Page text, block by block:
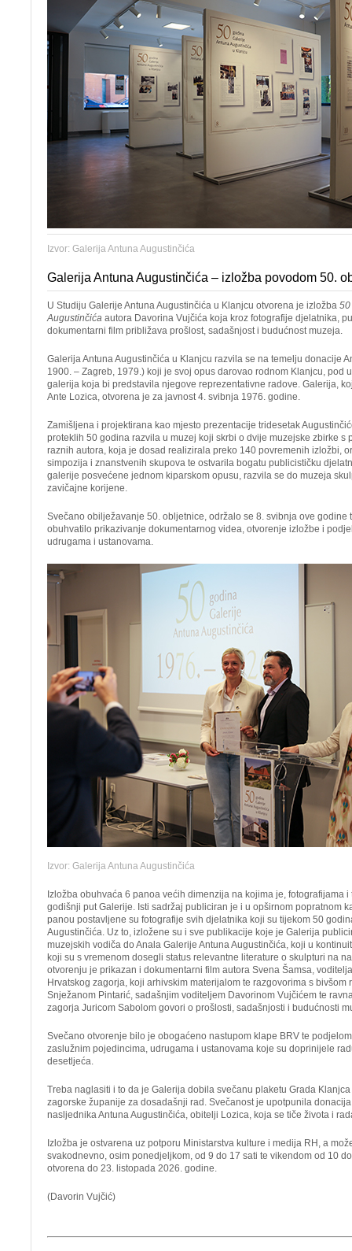
Izvor: Galerija Antuna Augustinčića
Galerija Antuna Augustinčića – izložba povodom 50.
U Studiju Galerije Antuna Augustinčića u Klanjcu otvorena je izložba 50
Augustinčića autora Davorina Vujčića koja kroz fotografije djelatnika,
dokumentarni film približava prošlost, sadašnjost i budućnost muzeja.
Galerija Antuna Augustinčića u Klanjcu razvila se na temelju donacije
1900. – Zagreb, 1979.) koji je svoj opus darovao rodnom Klanjcu, pod
galerija koja bi predstavila njegove reprezentativne radove. Galerija,
Ante Lozica, otvorena je za javnost 4. svibnja 1976. godine.
Zamišljena i projektirana kao mjesto prezentacije tridesetak
proteklih 50 godina razvila u muzej koji skrbi o dvije muzejske zbirke s
raznih autora, koja je dosad realizirala preko 140 povremenih izložbi,
simpozija i znanstvenih skupova te ostvarila bogatu publicističku
galerije posvećene jednom kiparskom opusu, razvila se do muzeja
zavičajne korijene.
Svečano obilježavanje 50. obljetnice, održalo se 8. svibnja ove godine
obuhvatilo prikazivanje dokumentarnog videa, otvorenje izložbe i
udrugama i ustanovama.
Izvor: Galerija Antuna Augustinčića
Izložba obuhvaća 6 panoa većih dimenzija na kojima je, fotografijama
godišnji put Galerije. Isti sadržaj publiciran je i u opširnom popratnom
panou postavljene su fotografije svih djelatnika koji su tijekom 50
Augustinčića. Uz to, izložene su i sve publikacije koje je Galerija
muzejskih vodiča do Anala Galerije Antuna Augustinčića, koji u
koji su s vremenom dosegli status relevantne literature o skulpturi na
otvorenju je prikazan i dokumentarni film autora Svena Šamsa,
Hrvatskog zagorja, koji arhivskim materijalom te razgovorima s bivšom
Snježanom Pintarić, sadašnjim voditeljem Davorinom Vujčićem te
zagorja Juricom Sabolom govori o prošlosti, sadašnjosti i budućnosti
Svečano otvorenje bilo je obogaćeno nastupom klape BRV te
zaslužnim pojedincima, udrugama i ustanovama koje su doprinijele
desetljeća.
Treba naglasiti i to da je Galerija dobila svečanu plaketu Grada
zagorske županije za dosadašnji rad. Svečanost je upotpunila
nasljednika Antuna Augustinčića, obitelji Lozica, koja se tiče života i
Izložba je ostvarena uz potporu Ministarstva kulture i medija RH, a
svakodnevno, osim ponedjeljkom, od 9 do 17 sati te vikendom od 10
otvorena do 23. listopada 2026. godine.
(Davorin Vujčić)